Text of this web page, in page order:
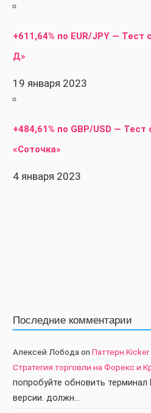
+611,64% по EUR/JPY —
Д»
19 января 2023
+484,61% по GBP/USD — Тест
«Соточка»
4 января 2023
Последние комментарии
Алексей Лобода on Паттерн
Стратегия торговли на Форекс и
попробуйте обновить
версии. должн…